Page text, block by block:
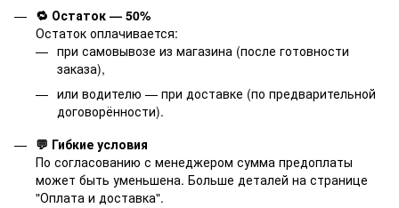
🔁 Остаток — 50%
Остаток оплачивается:
при самовывозе из магазина (после готовности
заказа),
или водителю — при доставке (по предварительной
договорённости).
💬 Гибкие условия
По согласованию с менеджером сумма предоплаты
может быть уменьшена. Больше деталей на странице
"Оплата и доставка".